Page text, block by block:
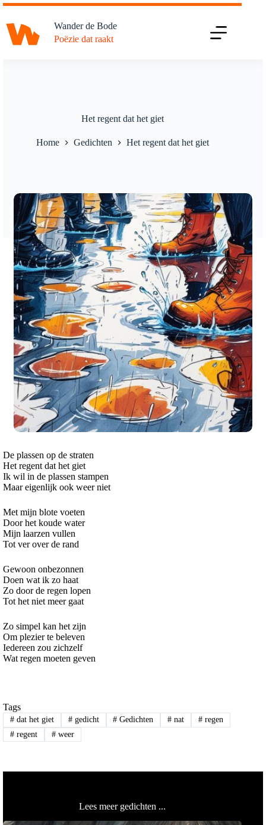
Ga
de
inhoud
Wander de Bode
Poëzie dat raakt
Het regent dat het giet
Home Gedichten Het regent dat het giet
De plassen op de straten
Het regent dat het giet
Ik wil in de plassen stampen
Maar eigenlijk ook weer niet
Met mijn blote voeten
Door het koude water
Mijn laarzen vullen
Tot ver over de rand
Gewoon onbezonnen
Doen wat ik zo haat
Zo door de regen lopen
Tot het niet meer gaat
Zo simpel kan het zijn
Om plezier te beleven
Iedereen zou zichzelf
Wat regen moeten geven
Tags
#dat het giet #gedicht # Gedichten # nat # regen
#regent #weer
Lees meer gedichten ...